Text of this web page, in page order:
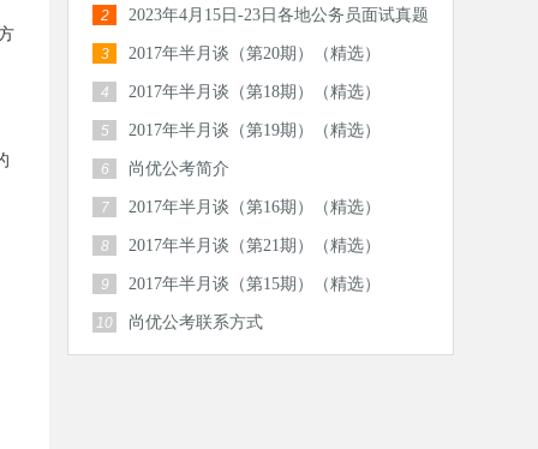
2
2023年4月15日-23日各地公务员面试真题
汇总
3 2017年半月谈（第20期）（精选）
4 2017年半月谈（第18期）（精选）
5 2017年半月谈（第19期）（精选）
6 尚优公考简介
7 2017年半月谈（第16期）（精选）
8 2017年半月谈（第21期）（精选）
9 2017年半月谈（第15期）（精选）
10 尚优公考联系方式